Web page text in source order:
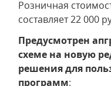
Розничная
составляет 22 000
Предусмотрен
схеме на новую
решения для
программ: